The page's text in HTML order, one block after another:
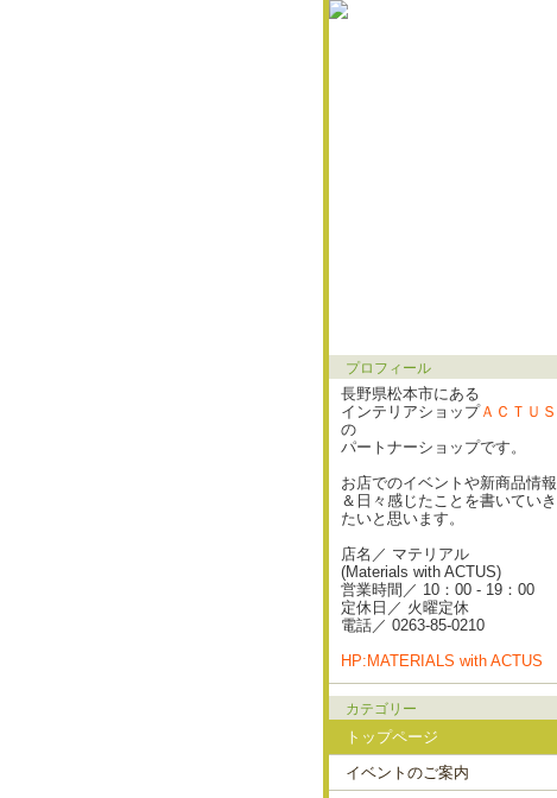
プロフィール
長野県松本市にある
インテリアショップＡＣＴＵＳ
の
パートナーショップです。
お店でのイベントや新商品情報
＆日々感じたことを書いていき
たいと思います。
店名／ マテリアル
(Materials with ACTUS)
営業時間／ 10：00 - 19：00
定休日／ 火曜定休
電話／ 0263-85-0210
HP:MATERIALS with ACTUS
カテゴリー
トップページ
イベントのご案内